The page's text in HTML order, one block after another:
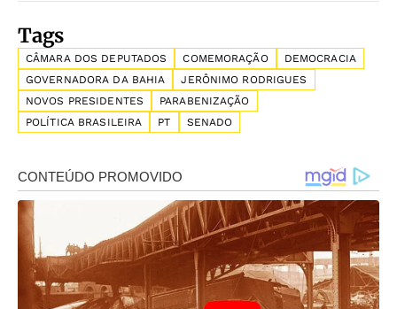
Tags
CÂMARA DOS DEPUTADOS COMEMORAÇÃO
DEMOCRACIA
GOVERNADORA DA BAHIA
JERÔNIMO RODRIGUES
NOVOS PRESIDENTES
PARABENIZAÇÃO
POLÍTICA BRASILEIRA
PT SENADO